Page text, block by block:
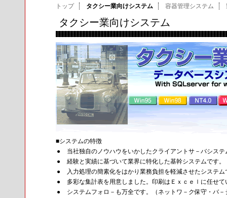
トップ タクシー業向けシステム 容器管理システム
タクシー業向けシステム
■システムの特徴
●
当社独自のノウハウをいかしたクライアントサ－バシステ
●
経験と実績に基づいて業界に特化した基幹システムです。
●
入力処理の簡素化をはかり業務負担を軽減させたシステム
●
多彩な集計表を用意しました。印刷はＥｘｃｅｌに任せ
●
システムフォロ－も万全です。（ネットワ－ク保守・バ